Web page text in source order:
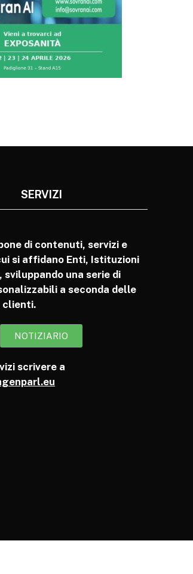
SERVIZI
di contenuti, servizi e
si affidano Enti, Istituzioni
sviluppando una serie di
a seconda delle
clienti.
NOTIZIARIO
scrivere a